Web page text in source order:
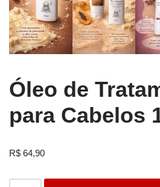
Óleo de
para Cabelos
R$ 64,90